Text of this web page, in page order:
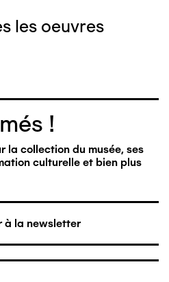
les oeuvres
!
la collection du musée, ses
culturelle et bien plus
à la newsletter